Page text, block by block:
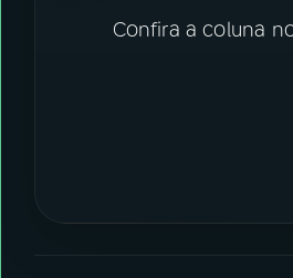
Confira a coluna